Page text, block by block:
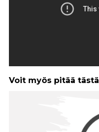
Voit myös pitää tästä